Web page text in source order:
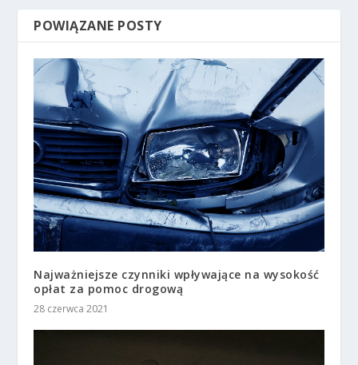
POWIĄZANE POSTY
Najważniejsze czynniki wpływające na wysokość
opłat za pomoc drogową
28 czerwca 2021